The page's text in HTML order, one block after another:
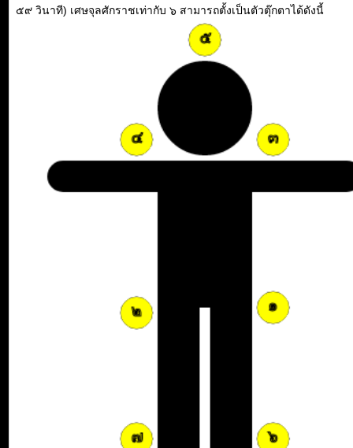
๕๙ วินาที) เศษจุลศักราชเท่ากับ ๖ สามารถตั้งเป็นตัวตุ๊กตาได้ดังนี้